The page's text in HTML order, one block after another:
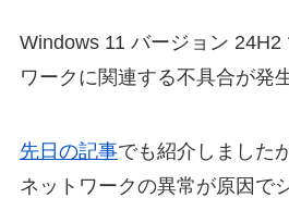
Windows 11 バージョン 24H2
ワークに関連する不具合が発
先日の記事でも紹介しました
ネットワークの異常が原因で